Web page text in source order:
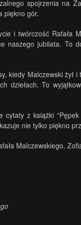
spojrzenia na
piękno gór.
i twórczość Rafała
naszego jubilata. To
kiedy Malczewski żył
dziełach. To
z książki
nie tylko piękno
Malczewskiego,